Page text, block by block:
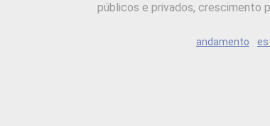
públicos e privados, crescimento
andamento